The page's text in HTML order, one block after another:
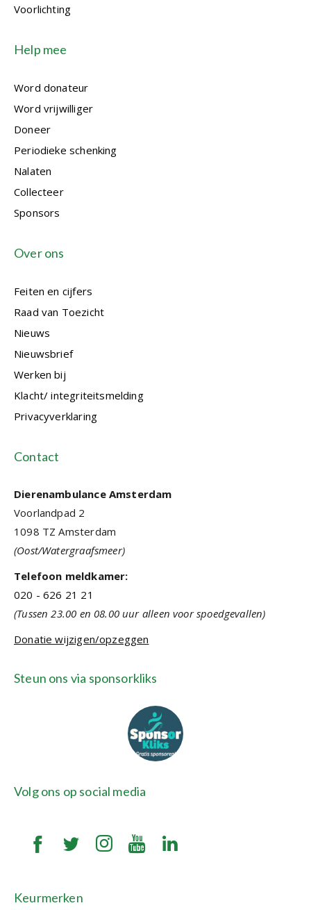
Voorlichting
Help mee
Word donateur
Word vrijwilliger
Doneer
Periodieke schenking
Nalaten
Collecteer
Sponsors
Over ons
Feiten en cijfers
Raad van Toezicht
Nieuws
Nieuwsbrief
Werken bij
Klacht/ integriteitsmelding
Privacyverklaring
Contact
Dierenambulance Amsterdam
Voorlandpad 2
1098 TZ Amsterdam
(Oost/Watergraafsmeer)
Telefoon meldkamer:
020 - 626 21 21
(Tussen 23.00 en 08.00 uur alleen voor spoedgevallen)
Donatie wijzigen/opzeggen
Steun ons via sponsorkliks
Volg ons op social media
Keurmerken